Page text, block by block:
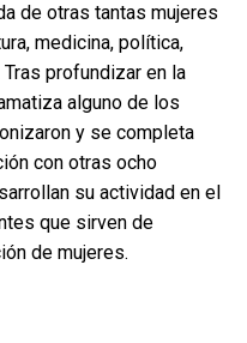
de otras tantas mujeres
medicina, política,
profundizar en la
alguno de los
y se completa
con otras ocho
su actividad en el
que sirven de
de mujeres.